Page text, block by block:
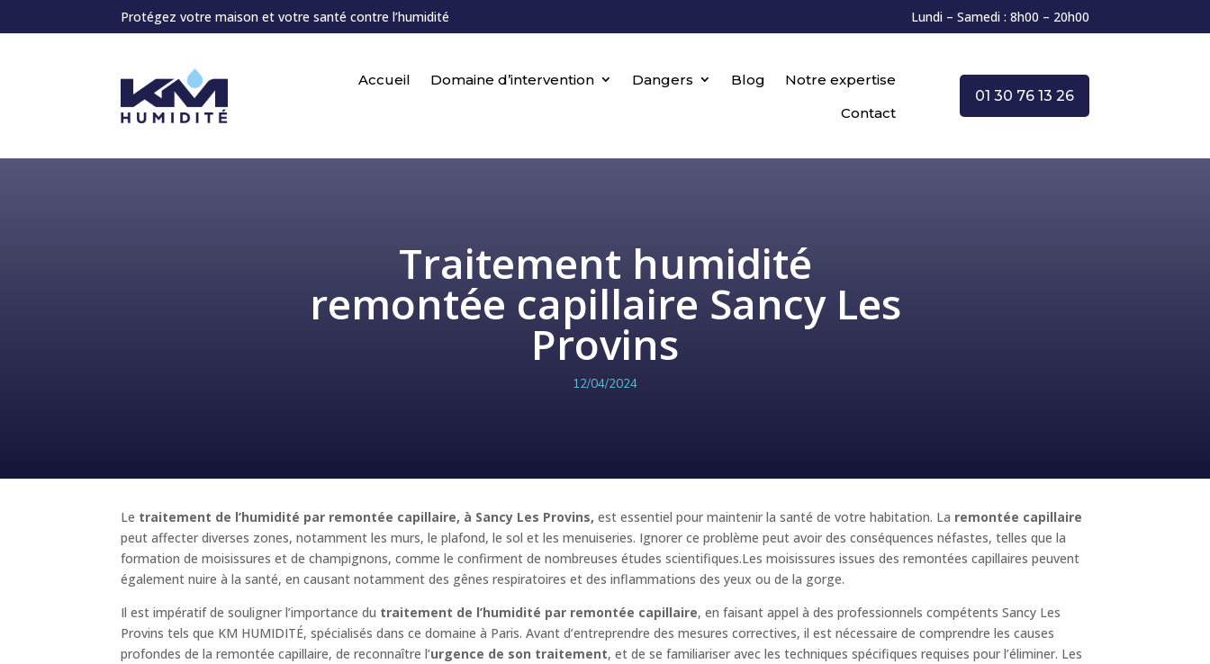
Protégez votre maison et votre santé contre l’humidité Lundi – Samedi : 8h00 – 20h00
Accueil Domaine d’intervention Dangers Blog
Notre expertise
Contact
01 30 76 13 26
Traitement humidité
remontée capillaire Sancy Les
Provins
12/04/2024
Le traitement de l’humidité par remontée capillaire, à Sancy Les Provins, est essentiel pour maintenir la santé de votre habitation. La remontée capillaire
peut affecter diverses zones, notamment les murs, le plafond, le sol et les menuiseries. Ignorer ce problème peut avoir des conséquences néfastes, telles que la
formation de moisissures et de champignons, comme le confirment de nombreuses études scientifiques.Les moisissures issues des remontées capillaires peuvent
également nuire à la santé, en causant notamment des gênes respiratoires et des inflammations des yeux ou de la gorge.
Il est impératif de souligner l’importance du traitement de l’humidité par remontée capillaire, en faisant appel à des professionnels compétents Sancy Les
Provins tels que KM HUMIDITÉ, spécialisés dans ce domaine à Paris. Avant d’entreprendre des mesures correctives, il est nécessaire de comprendre les causes
profondes de la remontée capillaire, de reconnaître l’urgence de son traitement, et de se familiariser avec les techniques spécifiques requises pour l’éliminer. Les